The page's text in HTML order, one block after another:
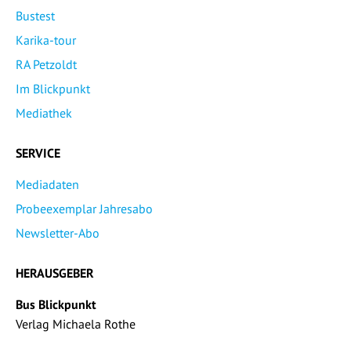
Bustest
Karika-tour
RA Petzoldt
Im Blickpunkt
Mediathek
SERVICE
Mediadaten
Probeexemplar Jahresabo
Newsletter-Abo
HERAUSGEBER
Bus Blickpunkt
Verlag Michaela Rothe